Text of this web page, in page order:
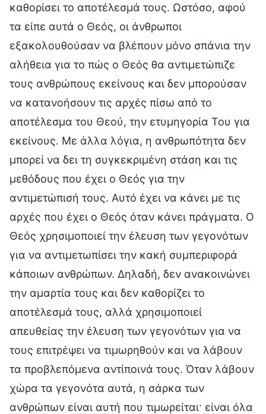
καθορίσει το αποτέλεσμά τους. Ωστόσο, αφού
τα είπε αυτά ο Θεός, οι άνθρωποι
εξακολουθούσαν να βλέπουν μόνο σπάνια την
αλήθεια για το πώς ο Θεός θα αντιμετώπιζε
τους ανθρώπους εκείνους και δεν μπορούσαν
να κατανοήσουν τις αρχές πίσω από το
αποτέλεσμα του Θεού, την ετυμηγορία Του για
εκείνους. Με άλλα λόγια, η ανθρωπότητα δεν
μπορεί να δει τη συγκεκριμένη στάση και τις
μεθόδους που έχει ο Θεός για την
αντιμετώπισή τους. Αυτό έχει να κάνει με τις
αρχές που έχει ο Θεός όταν κάνει πράγματα. Ο
Θεός χρησιμοποιεί την έλευση των γεγονότων
για να αντιμετωπίσει την κακή συμπεριφορά
κάποιων ανθρώπων. Δηλαδή, δεν ανακοινώνει
την αμαρτία τους και δεν καθορίζει το
αποτέλεσμά τους, αλλά χρησιμοποιεί
απευθείας την έλευση των γεγονότων για να
τους επιτρέψει να τιμωρηθούν και να λάβουν
τα προβλεπόμενα αντίποινά τους. Όταν λάβουν
χώρα τα γεγονότα αυτά, η σάρκα των
ανθρώπων είναι αυτή που τιμωρείται· είναι όλα